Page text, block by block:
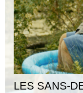
LES SANS-